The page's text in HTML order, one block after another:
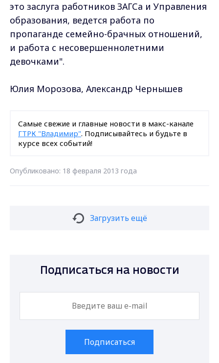
это заслуга работников ЗАГСа и Управления
образования, ведется работа по
пропаганде семейно-брачных отношений,
и работа с несовершеннолетними
девочками".
Юлия Морозова, Александр Чернышев
Самые свежие и главные новости в макс-канале
ГТРК "Владимир". Подписывайтесь и будьте в
курсе всех событий!
Опубликовано: 18 февраля 2013 года
Загрузить ещё
Подписаться на новости
Подписаться